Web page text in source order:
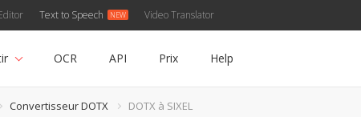
Text to Speech Video Translator
OCR API Prix Help
Convertisseur DOTX DOTX à SIXEL